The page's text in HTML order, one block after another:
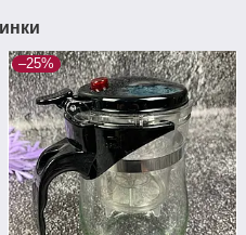
–25%